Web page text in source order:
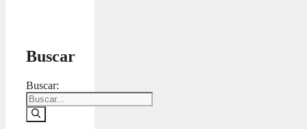
Buscar
Buscar: